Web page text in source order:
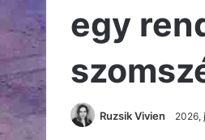
egy
Ruzsik Vivien 2026,